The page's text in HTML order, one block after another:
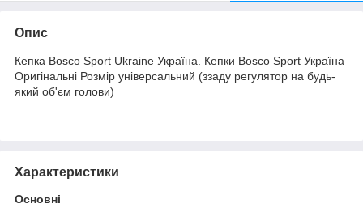
Опис
Кепка Bosco Sport Ukraine Україна. Кепки Bosco Sport Україна
Оригінальні Розмір універсальний (ззаду регулятор на будь-
який об'єм голови)
Характеристики
Основні